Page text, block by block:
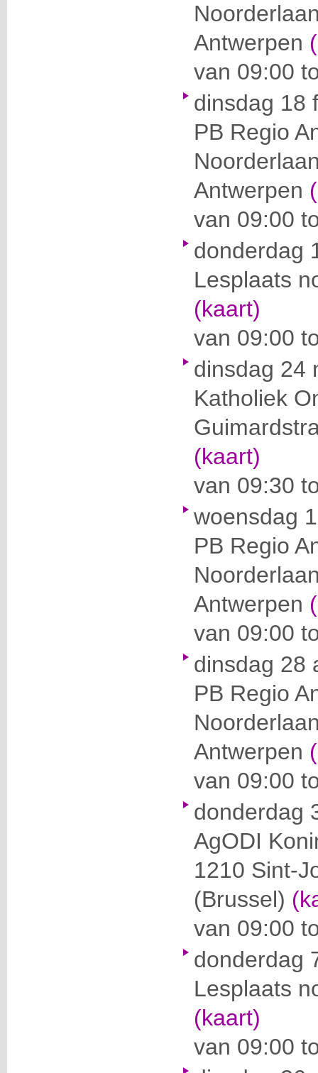
Antwerpen
van 09:00
dinsdag 18
PB Regio
Antwerpen
van 09:00
donderdag
Lesplaats
(kaart)
van 09:00
dinsdag 24
Katholiek
(kaart)
van 09:30
woensdag
PB Regio
Antwerpen
van 09:00
dinsdag 28
PB Regio
Antwerpen
van 09:00
donderdag
AgODI
1210 Sint-
(Brussel)
van 09:00
donderdag
Lesplaats
(kaart)
van 09:00